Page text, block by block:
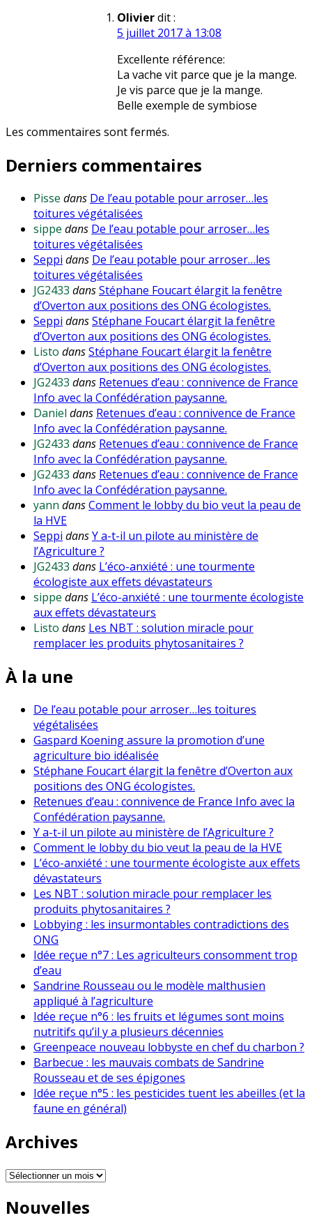
Olivierdit :
5 juillet 2017 à 13:08
Excellente référence:
La vache vit parce que je la mange.
Je vis parce que je la mange.
Belle exemple de symbiose
Les commentaires sont fermés.
Derniers commentaires
Pisse dans De l’eau potable pour arroser…les
toitures végétalisées
sippe dans De l’eau potable pour arroser…les
toitures végétalisées
Seppi dans De l’eau potable pour arroser…les
toitures végétalisées
JG2433 dansStéphane Foucart élargit la fenêtre
d’Overton aux positions des ONG écologistes.
Seppi dansStéphane Foucart élargit la fenêtre
d’Overton aux positions des ONG écologistes.
Listo dansStéphane Foucart élargit la fenêtre
d’Overton aux positions des ONG écologistes.
JG2433 dans Retenues d’eau : connivence de France
Info avec la Confédération paysanne.
Daniel dans Retenues d’eau : connivence de France
Info avec la Confédération paysanne.
JG2433 dans Retenues d’eau : connivence de France
Info avec la Confédération paysanne.
JG2433 dans Retenues d’eau : connivence de France
Info avec la Confédération paysanne.
yann dansComment le lobby du bio veut la peau de
la HVE
Seppi dansY a-t-il un pilote au ministère de
l’Agriculture ?
JG2433 dans L’éco-anxiété : une tourmente
écologiste aux effets dévastateurs
sippe dans L’éco-anxiété : une tourmente écologiste
aux effets dévastateurs
Listo dans Les NBT : solution miracle pour
remplacer les produits phytosanitaires ?
À la une
De l’eau potable pour arroser…les toitures
végétalisées
Gaspard Koening assure la promotion d’une
agriculture bio idéalisée
Stéphane Foucart élargit la fenêtre d’Overton aux
positions des ONG écologistes.
Retenues d’eau : connivence de France Info avec la
Confédération paysanne.
Y a-t-il un pilote au ministère de l’Agriculture ?
Comment le lobby du bio veut la peau de la HVE
L’éco-anxiété : une tourmente écologiste aux effets
dévastateurs
Les NBT : solution miracle pour remplacer les
produits phytosanitaires ?
Lobbying : les insurmontables contradictions des
ONG
Idée reçue n°7 : Les agriculteurs consomment trop
d’eau
Sandrine Rousseau ou le modèle malthusien
appliqué à l’agriculture
Idée reçue n°6 : les fruits et légumes sont moins
nutritifs qu’il y a plusieurs décennies
Greenpeace nouveau lobbyste en chef du charbon ?
Barbecue : les mauvais combats de Sandrine
Rousseau et de ses épigones
Idée reçue n°5 : les pesticides tuent les abeilles (et la
faune en général)
Archives
Archives
Nouvelles